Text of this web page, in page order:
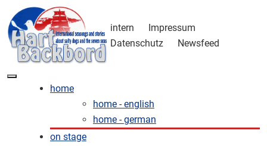
intern
Impressum
Datenschutz
Newsfeed
home
home - english
home - german
on stage